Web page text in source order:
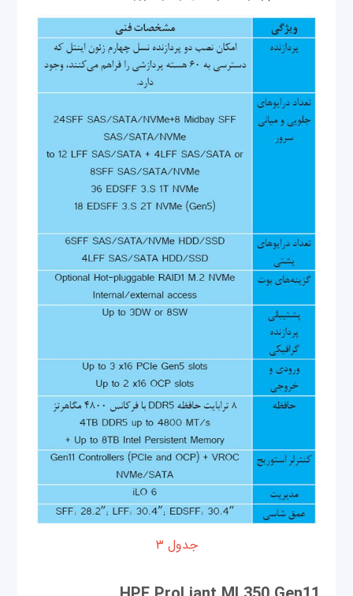
جدول ۳